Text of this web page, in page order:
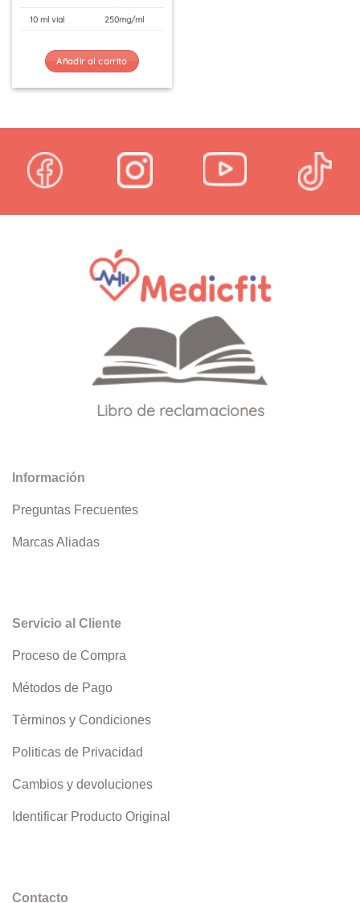
de 5
10 ml vial 250mg/ml
Añadir al carrito
Libro de reclamaciones
Información
Preguntas Frecuentes
Marcas Aliadas
Servicio al Cliente
Proceso de Compra
Métodos de Pago
Tèrminos y Condiciones
Politicas de Privacidad
Cambios y devoluciones
Identificar Producto Original
Contacto